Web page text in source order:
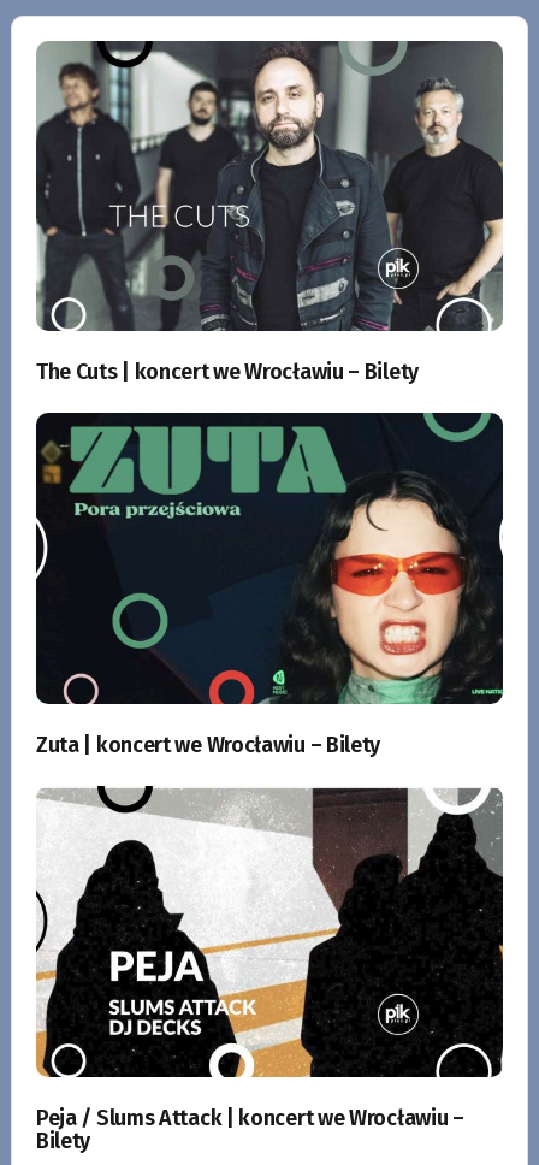
The Cuts | koncert we Wrocławiu – Bilety
Zuta | koncert we Wrocławiu – Bilety
Peja / Slums Attack | koncert we Wrocławiu –
Bilety